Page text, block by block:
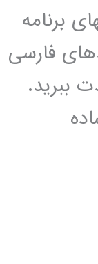
برنامه
فارسی
ببرید.